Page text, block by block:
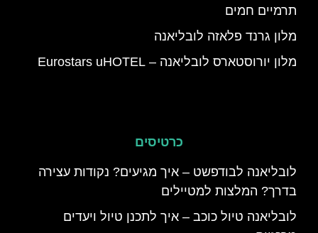
תרמיים חמים
מלון גרנד פלאזה לובליאנה
מלון יורוסטארס לובליאנה – Eurostars uHOTEL
כרטיסים
לובליאנה לבודפשט – איך מגיעים? נקודות עצירה
בדרך? המלצות למטיילים
לובליאנה טיול כוכב – איך לתכנן טיול ויעדים